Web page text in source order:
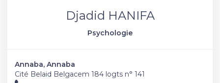
Djadid HANIFA
Psychologie
Annaba, Annaba
Cité Belaid Belgacem 184 logts n° 141